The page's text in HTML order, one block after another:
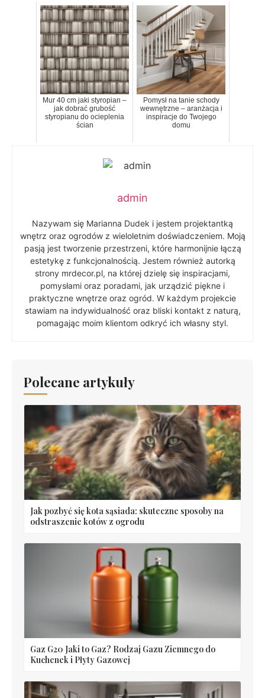
Mur 40 cm jaki styropian –
jak dobrać grubość
styropianu do ocieplenia
ścian
Pomysł na tanie schody
wewnętrzne – aranżacja i
inspiracje do Twojego
domu
admin
Nazywam się Marianna Dudek i jestem projektantką
wnętrz oraz ogrodów z wieloletnim doświadczeniem. Moją
pasją jest tworzenie przestrzeni, które harmonijnie łączą
estetykę z funkcjonalnością. Jestem również autorką
strony mrdecor.pl, na której dzielę się inspiracjami,
pomysłami oraz poradami, jak urządzić piękne i
praktyczne wnętrze oraz ogród. W każdym projekcie
stawiam na indywidualność oraz bliski kontakt z naturą,
pomagając moim klientom odkryć ich własny styl.
Polecane artykuły
Jak pozbyć się kota sąsiada: skuteczne sposoby na
odstraszenie kotów z ogrodu
Gaz G20 Jaki to Gaz? Rodzaj Gazu Ziemnego do
Kuchenek i Płyty Gazowej